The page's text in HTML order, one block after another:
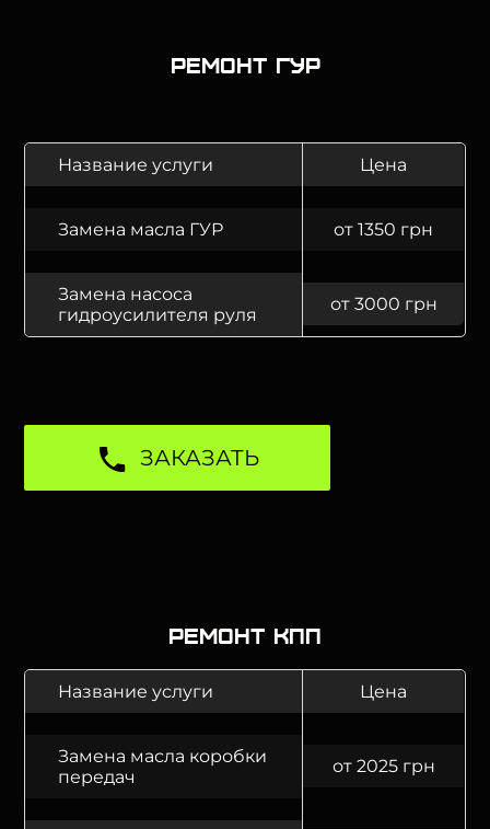
Ремонт ГУР
Название услуги Цена
Замена масла ГУР от 1350 грн
Замена насоса
гидроусилителя руля
от 3000 грн
ЗАКАЗАТЬ
Ремонт КПП
Название услуги Цена
Замена масла коробки
передач
от 2025 грн